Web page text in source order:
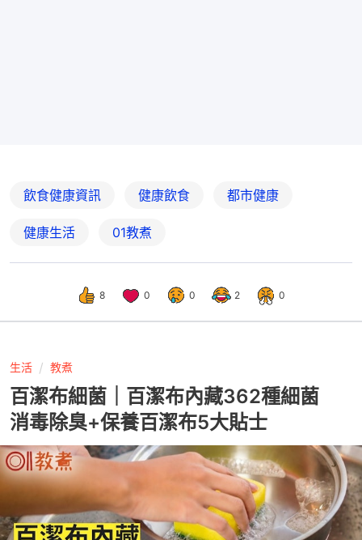
飲食健康資訊 健康飲食 都市健康
健康生活 01教煮
8 0 0 2 0
生活 教煮
百潔布細菌｜百潔布內藏362種細菌
消毒除臭+保養百潔布5大貼士